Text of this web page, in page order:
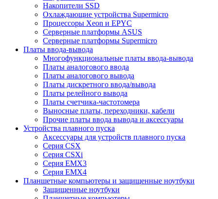
Накопители SSD
Охлаждающие устройства Supermicro
Процессоры Xeon и EPYC
Серверные платформы ASUS
Серверные платформы Supermicro
Платы ввода-вывода
Многофункциональные платы ввода-вывода
Платы аналогового ввода
Платы аналогового вывода
Платы дискретного ввода/вывода
Платы релейного вывода
Платы счетчика-частотомера
Выносные платы, переходники, кабели
Прочие платы ввода вывода и аксессуары
Устройства плавного пуска
Аксессуары для устройств плавного пуска
Серия CSX
Серия CSXi
Серия EMX3
Серия EMX4
Планшетные компьютеры и защищенные ноутбуки
Защищенные ноутбуки